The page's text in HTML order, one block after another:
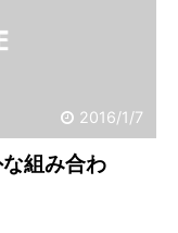
2016/1/7
組み合わ